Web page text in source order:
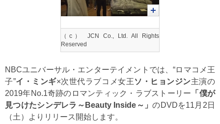
（c） JCN Co., Ltd. All Rights
Reserved
NBCユニバーサル・エンターテイメントでは、“ロマコメ王
子”イ・ミンギ×次世代ラブコメ女王ソ・ヒョンジン主演の
2019年No.1奇跡のロマンティック・ラブストーリー 「僕が
見つけたシンデレラ～Beauty Inside～」のDVDを11月2日
（土）よりリリース開始します。